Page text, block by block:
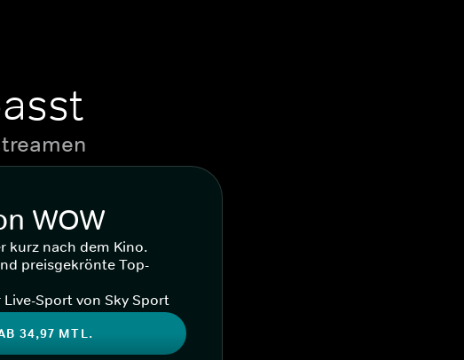
WOW
kurz nach dem Kino.
preisgekrönte Top-
Sport von Sky Sport
34,97 MTL.